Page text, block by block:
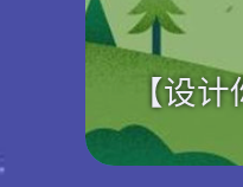
【设